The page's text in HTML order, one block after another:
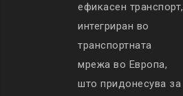
ефикасен транспорт,
интегриран во
транспортната
мрежа во Европа,
што придонесува за